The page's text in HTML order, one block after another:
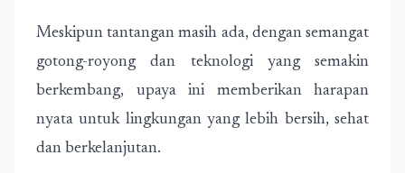
Meskipun tantangan masih ada, dengan semangat
gotong-royong dan teknologi yang semakin
berkembang, upaya ini memberikan harapan
nyata untuk lingkungan yang lebih bersih, sehat
dan berkelanjutan.